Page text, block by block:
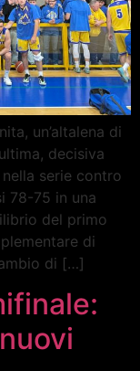
un’altalena di
decisiva
serie contro
78-75 in una
del primo
di
di […]